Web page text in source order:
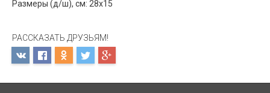
Размеры (д/ш), см: 28х15
РАССКАЗАТЬ ДРУЗЬЯМ!